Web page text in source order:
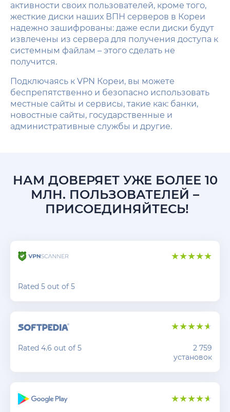
активности своих пользователей, кроме того,
жесткие диски наших ВПН серверов в Кореи
надежно зашифрованы: даже если диски будут
извлечены из сервера для получения доступа к
системным файлам – этого сделать не
получится.
Подключаясь к VPN Кореи, вы можете
беспрепятственно и безопасно использовать
местные сайты и сервисы, такие как: банки,
новостные сайты, государственные и
административные службы и другие.
НАМ ДОВЕРЯЕТ УЖЕ БОЛЕЕ 10
МЛН. ПОЛЬЗОВАТЕЛЕЙ –
ПРИСОЕДИНЯЙТЕСЬ!
Rated 5 out of 5
Rated 4.6 out of 5
2 759
установок